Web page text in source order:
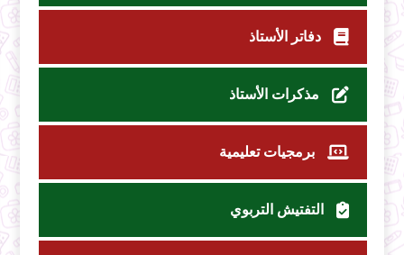
دفاتر الأستاذ
مذكرات الأستاذ
برمجيات تعليمية
التفتيش التربوي